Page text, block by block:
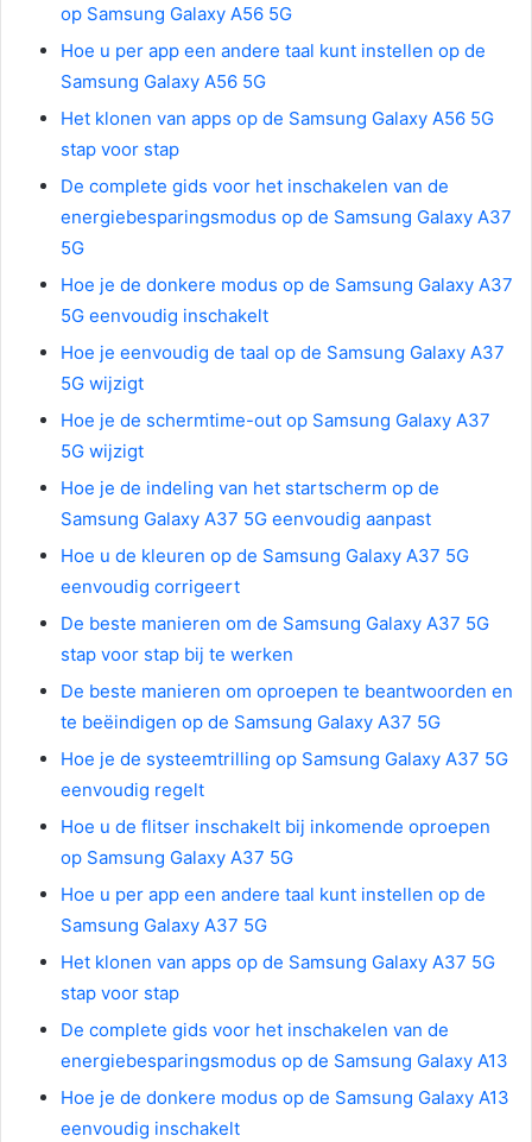
op Samsung Galaxy A56 5G
Hoe u per app een andere taal kunt instellen op de
Samsung Galaxy A56 5G
Het klonen van apps op de Samsung Galaxy A56 5G
stap voor stap
De complete gids voor het inschakelen van de
energiebesparingsmodus op de Samsung Galaxy A37
5G
Hoe je de donkere modus op de Samsung Galaxy A37
5G eenvoudig inschakelt
Hoe je eenvoudig de taal op de Samsung Galaxy A37
5G wijzigt
Hoe je de schermtime-out op Samsung Galaxy A37
5G wijzigt
Hoe je de indeling van het startscherm op de
Samsung Galaxy A37 5G eenvoudig aanpast
Hoe u de kleuren op de Samsung Galaxy A37 5G
eenvoudig corrigeert
De beste manieren om de Samsung Galaxy A37 5G
stap voor stap bij te werken
De beste manieren om oproepen te beantwoorden en
te beëindigen op de Samsung Galaxy A37 5G
Hoe je de systeemtrilling op Samsung Galaxy A37 5G
eenvoudig regelt
Hoe u de flitser inschakelt bij inkomende oproepen
op Samsung Galaxy A37 5G
Hoe u per app een andere taal kunt instellen op de
Samsung Galaxy A37 5G
Het klonen van apps op de Samsung Galaxy A37 5G
stap voor stap
De complete gids voor het inschakelen van de
energiebesparingsmodus op de Samsung Galaxy A13
Hoe je de donkere modus op de Samsung Galaxy A13
eenvoudig inschakelt